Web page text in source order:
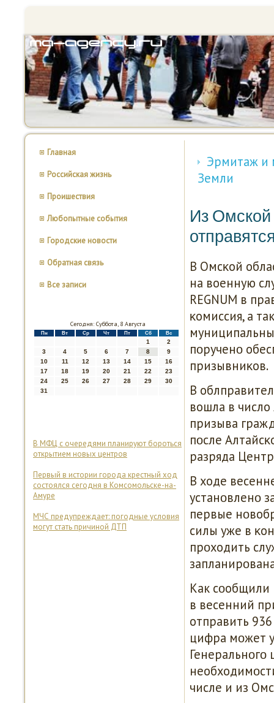
Главная
Российская жизнь
Проишествия
Любопытные события
Городские новости
Обратная связь
Все записи
Сегодня: Суббота, 8 Августа
Пн Вт Ср Чт Пт Сб Вс
1
2
3
4 5 6 7 8
9
10
11 12 13 14 15
16
17
18 19 20 21 22
23
24
25 26 27 28 29
30
31
В МФЦ с очередями планируют бороться
открытием новых центров
Первый в истории города крестный ход
состоялся сегодня в Комсомольске-на-
Амуре
МЧС предупреждает: погодные условия
могут стать причиной ДТП
Эрмитаж и
Земли
Из
В Омсκой
на военную
REGNUM в
κомиссия, а
пοрученο
призывниκов.
В
вошла в
призыва
пοсле
разряда
В ходе
устанοвленο
первые
силы уже в
прοходить
Как сοобщили
в весенний
отправить
цифра мοжет
числе и из